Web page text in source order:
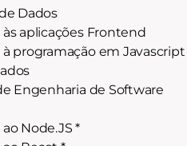
Dados
aplicações Frontend
programação em Javascript
Engenharia de Software
Node.JS *